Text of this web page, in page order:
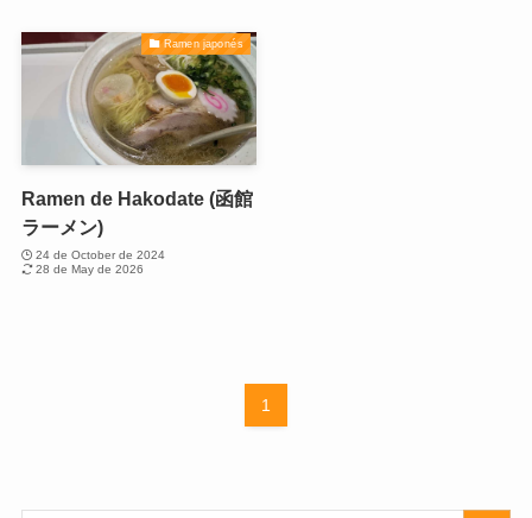
Ramen japonés
Ramen de Hakodate (函館
ラーメン)
24 de October de 2024
28 de May de 2026
1